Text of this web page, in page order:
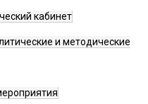
кабинет
и методические